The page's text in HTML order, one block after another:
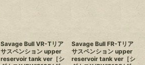
Savage Bull VR-Tリア
サスペンション upper
reservoir tank ver［シ
Savage Bull FR-Tリア
サスペンション upper
reservoir tank ver［シ